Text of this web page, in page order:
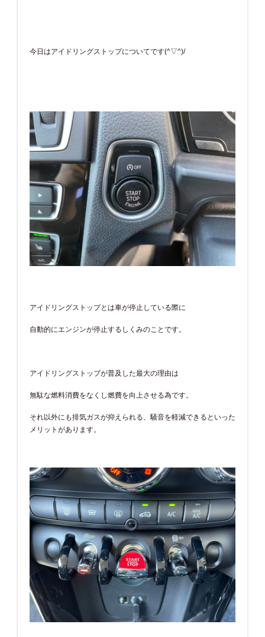
今日はアイドリングストップについてです(^▽^)/
アイドリングストップとは車が停止している際に
自動的にエンジンが停止するしくみのことです。
アイドリングストップが普及した最大の理由は
無駄な燃料消費をなくし燃費を向上させる為です。
それ以外にも排気ガスが抑えられる、騒音を軽減できるといった
メリットがあります。